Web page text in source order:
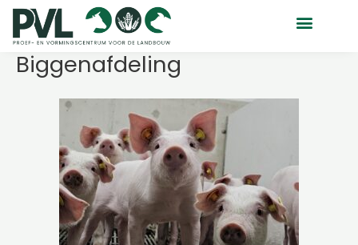
Ga
naar
de
inhoudBiggenafdeling